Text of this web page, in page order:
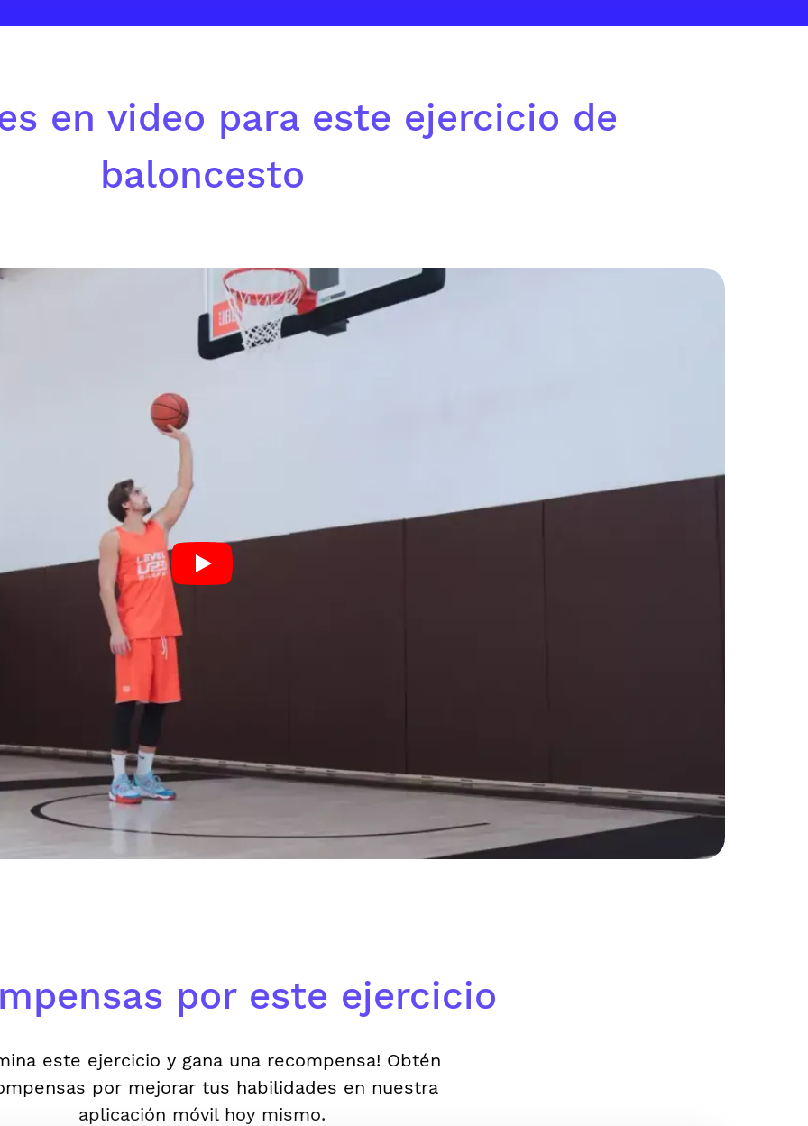
en video para este ejercicio de
baloncesto
por este ejercicio
este ejercicio y gana una recompensa! Obtén
por mejorar tus habilidades en nuestra
aplicación móvil hoy mismo.